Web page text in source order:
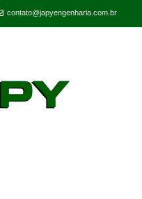
contato@japyengenharia.com.br